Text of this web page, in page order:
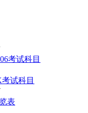
考试科目
试科目
表